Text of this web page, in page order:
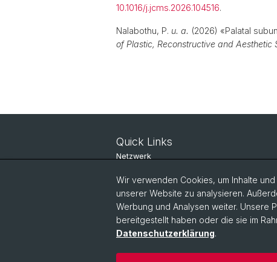
10.1016/j.jcms.2026.104516.
Nalabothu, P. u. a. (2026) «Palatal
of Plastic, Reconstructive and Aesthetic
Quick Links
Netzwerk
Mitglieder
Wir verwenden Cookies, um Inhalte
unserer Website zu analysieren.
Werbung und Analysen weiter. Unsere
bereitgestellt haben oder die sie im
Datenschutzerklärung.